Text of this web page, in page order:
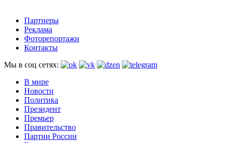
Партнеры
Реклама
Фоторепортажи
Контакты
Мы в соц сетях:
В мире
Новости
Политика
Президент
Премьер
Правительство
Партии России